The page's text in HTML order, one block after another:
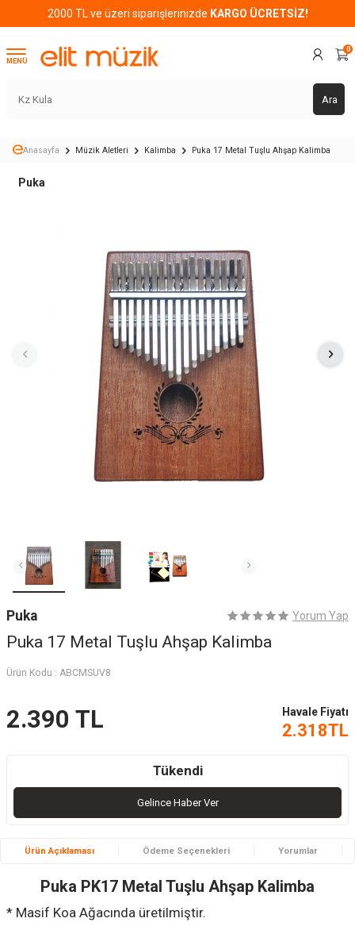
2000 TL ve üzeri siparişlerinizde KARGO ÜCRETSİZ!
MENÜ
Ara
0
Anasayfa Müzik Aletleri Kalimba Puka 17 Metal Tuşlu Ahşap Kalimba
Puka
Puka Yorum Yap
Puka 17 Metal Tuşlu Ahşap Kalimba
Ürün Kodu : ABCMSUV8
2.390 TL Havale Fiyatı
2.318TL
Tükendi
Gelince Haber Ver
Ürün Açıklaması Ödeme Seçenekleri Yorumlar
Puka PK17 Metal Tuşlu Ahşap Kalimba
* Masif Koa Ağacında üretilmiştir.